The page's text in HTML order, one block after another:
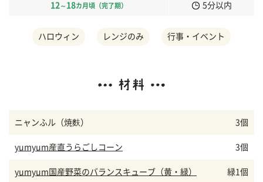
12 ～ 18カ月頃（完了期） 5分以内
ハロウィン レンジのみ 行事・イベント
ニャンふル（焼麩） 3個
yumyum産直うらごしコーン 3個
yumyum国産野菜のバランスキューブ（黄・緑） 緑1個